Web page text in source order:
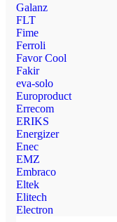
Galanz
FLT
Fime
Ferroli
Favor Cool
Fakir
eva-solo
Europroduct
Errecom
ERIKS
Energizer
Enec
EMZ
Embraco
Eltek
Elitech
Electron